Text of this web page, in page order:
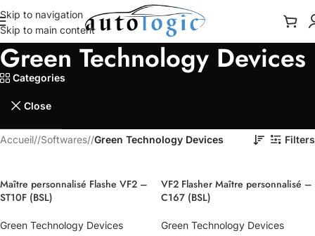
Skip to navigation
Skip to main content
Green Technology Devices
Categories
Close
Accueil/ Softwares/ Green Technology Devices Filters
Maître personnalisé Flashe VF2 –
ST10F (BSL)
Green Technology Devices
VF2 Flasher Maître personnalisé –
C167 (BSL)
Green Technology Devices